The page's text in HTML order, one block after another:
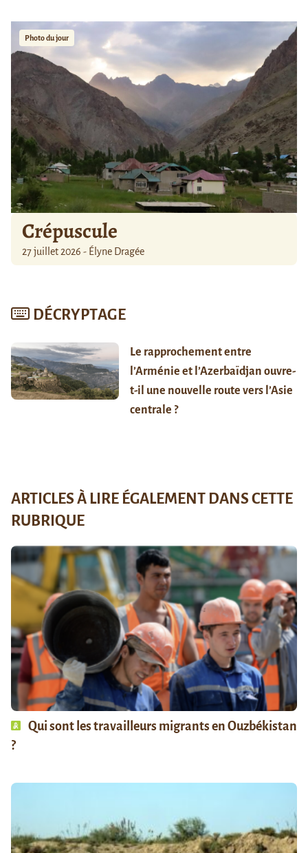
Photo du jour
Crépuscule
27 juillet 2026 - Élyne Dragée
DÉCRYPTAGE
Le rapprochement entre
l’Arménie et l’Azerbaïdjan ouvre-
t-il une nouvelle route vers l’Asie
centrale ?
ARTICLES À LIRE ÉGALEMENT DANS CETTE
RUBRIQUE
Qui sont les travailleurs migrants en Ouzbékistan
?